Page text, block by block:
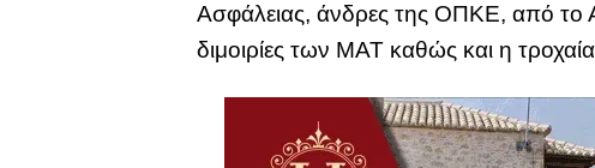
Ασφάλειας, άνδρες της ΟΠΚΕ, από το
διμοιρίες των ΜΑΤ καθώς και η